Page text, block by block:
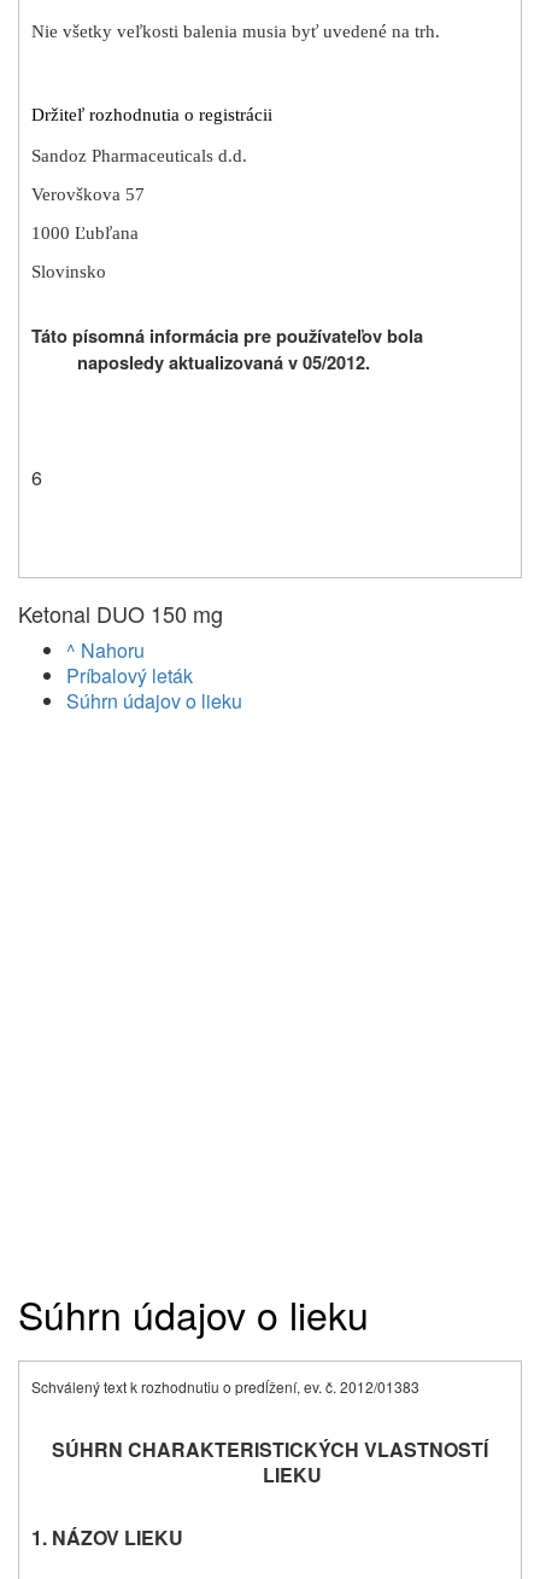
Nie všetky veľkosti balenia musia byť uvedené na trh.
Držiteľ rozhodnutia o registrácii
Sandoz Pharmaceuticals d.d.
Verovškova 57
1000 Ľubľana
Slovinsko
Táto písomná informácia pre používateľov bola
naposledy aktualizovaná v 05/2012.
6
Ketonal DUO 150 mg
^ Nahoru
Príbalový leták
Súhrn údajov o lieku
Súhrn údajov o lieku
Schválený text k rozhodnutiu o predĺžení, ev. č. 2012/01383
SÚHRN CHARAKTERISTICKÝCH VLASTNOSTÍ
LIEKU
1. NÁZOV LIEKU